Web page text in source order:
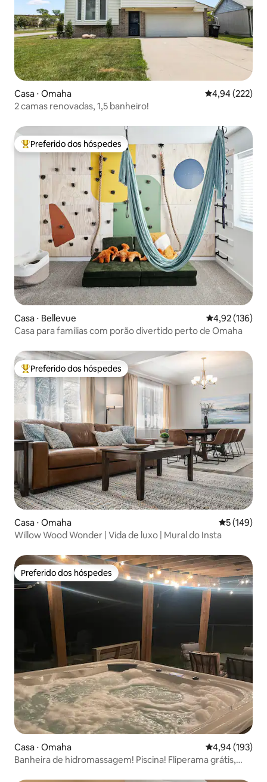
Casa ⋅ Omaha 4,94 de uma
4,94 (222)
2 camas renovadas, 1,5 banheiro!
Entre os melhores preferidos dos hóspedes
Preferido dos hóspedes
Casa ⋅ Bellevue 4,92 de uma
4,92 (136)
Casa para famílias com porão divertido perto de Omaha
Entre os melhores preferidos dos hóspedes
Preferido dos hóspedes
Casa ⋅ Omaha 5 de uma
5 (149)
Willow Wood Wonder | Vida de luxo | Mural do Insta
Preferido dos hóspedes
Preferido dos hóspedes
Casa ⋅ Omaha 4,94 de uma
4,94 (193)
Banheira de hidromassagem! Piscina! Fliperama grátis,